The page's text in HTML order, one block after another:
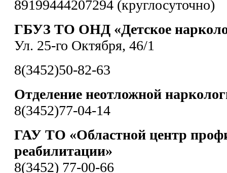
89199444207294 (круглосуточно)
ГБУЗ ТО ОНД «Детское
Ул. 25-го Октября, 46/1
8(3452)50-82-63
Отделение неотложной
8(3452)77-04-14
ГАУ ТО «Областной центр
реабилитации»
8(3452) 77-00-66